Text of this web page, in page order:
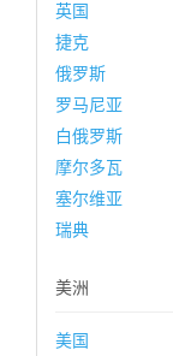
英国
捷克
俄罗斯
罗马尼亚
白俄罗斯
摩尔多瓦
塞尔维亚
瑞典
美洲
美国